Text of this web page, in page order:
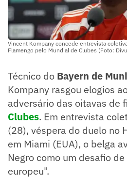
Vincent Kompany concede entrevista
Flamengo pelo Mundial de Clubes (Foto:
Técnico do Bayern de
Kompany rasgou elogios
adversário das oitavas de
Clubes. Em entrevista
(28), véspera do duelo no
em Miami (EUA), o belga
Negro como um desafio
europeu".